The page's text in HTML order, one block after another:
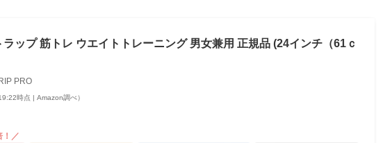
ップ 筋トレ ウエイトトレーニング 男女兼用 正規品 (24インチ（61ｃ
PRO
時点 | Amazon調べ）
！／